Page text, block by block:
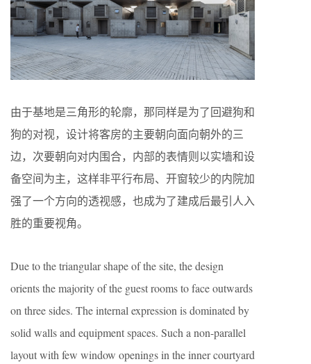
由于基地是三角形的轮廓，那同样是为了回避狗和
狗的对视，设计将客房的主要朝向面向朝外的三
边，次要朝向对内围合，内部的表情则以实墙和设
备空间为主，这样非平行布局、开窗较少的内院加
强了一个方向的透视感，也成为了建成后最引人入
胜的重要视角。
Due to the triangular shape of the site, the design
orients the majority of the guest rooms to face outwards
on three sides. The internal expression is dominated by
solid walls and equipment spaces. Such a non-parallel
layout with few window openings in the inner courtyard